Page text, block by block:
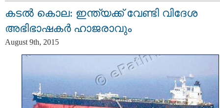
കടൽ കൊല: ഇന്ത്യക്ക് വേണ്ടി വിദേശ
അഭിഭാഷകർ ഹാജരാവും
August 9th, 2015